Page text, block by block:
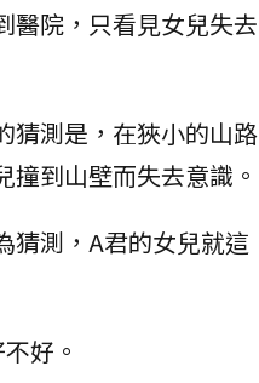
醫院，只看見女兒失去
猜測是，在狹小的山路
到山壁而失去意識。
猜測，A君的女兒就這
好。